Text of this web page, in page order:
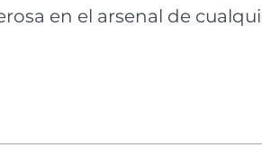
en el arsenal de